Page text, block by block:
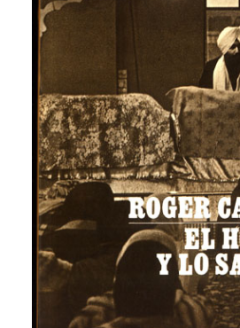
AUTORES DESTACADOS
GLOSARIO
CONTACTO
LOGIN / REGISTER
CART